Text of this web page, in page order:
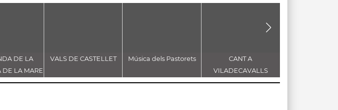
DE LA
DE LA MARE
CASTELLET
VALS DE CASTELLET Música dels Pastorets
CANT A
VILADECAVALLS